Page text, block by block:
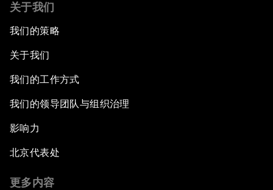
关于我们
我们的策略
关于我们
我们的工作方式
我们的领导团队与组织治理
影响力
北京代表处
更多内容